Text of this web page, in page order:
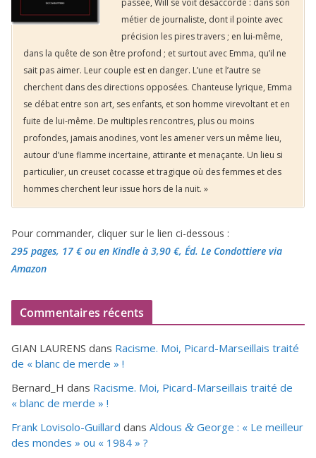
passée, Will se voit désaccordé : dans son
métier de journaliste, dont il pointe avec
précision les pires travers ; en lui-même,
dans la quête de son être profond ; et surtout avec Emma, qu’il ne
sait pas aimer. Leur couple est en danger. L’une et l’autre se
cherchent dans des directions opposées. Chanteuse lyrique, Emma
se débat entre son art, ses enfants, et son homme virevoltant et en
fuite de lui-même. De multiples rencontres, plus ou moins
profondes, jamais anodines, vont les amener vers un même lieu,
autour d’une flamme incertaine, attirante et menaçante. Un lieu si
particulier, un creuset cocasse et tragique où des femmes et des
hommes cherchent leur issue hors de la nuit. »
Pour commander, cliquer sur le lien ci-dessous :
295 pages, 17 €ou en Kindle à 3,90 €, Éd. Le Condottiere via
Amazon
Commentaires récents
GIAN LAURENS dans Racisme. Moi, Picard-Marseillais traité
de « blanc de merde » !
Bernard_H dans Racisme. Moi, Picard-Marseillais traité de
« blanc de merde » !
Frank Lovisolo-Guillard dans Aldous & George : « Le meilleur
des mondes » ou « 1984 » ?